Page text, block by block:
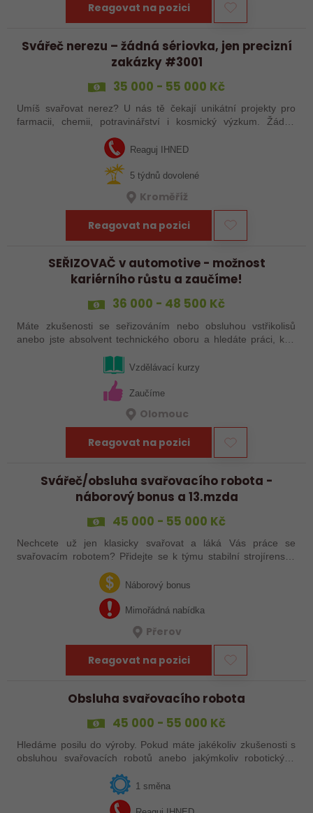
Reagovat na pozici
Svářeč nerezu – žádná sériovka, jen precizní
zakázky #3001
35 000 - 55 000 Kč
Umíš svařovat nerez? U nás tě čekají unikátní projekty pro
farmacii, chemii, potravinářství i kosmický výzkum. Žádná
Reaguj IHNED
5 týdnů dovolené
Kroměříž
Reagovat na pozici
SEŘIZOVAČ v automotive - možnost
kariérního růstu a zaučíme!
36 000 - 48 500 Kč
Máte zkušenosti se seřizováním nebo obsluhou vstřikolisů
anebo jste absolvent technického oboru a hledáte práci, kde
řešení a práce přímo ve…Vzdělávací kurzy
Zaučíme
Olomouc
Reagovat na pozici
Svářeč/obsluha svařovacího robota -
náborový bonus a 13.mzda
45 000 - 55 000 Kč
Nechcete už jen klasicky svařovat a láká Vás práce se
svařovacím robotem? Přidejte se k týmu stabilní strojírenské
společnosti v Hranicích a využijte své zkušenosti se
svařováním v moderní výrobě.…
Náborový bonus
Mimořádná nabídka
Přerov
Reagovat na pozici
Obsluha svařovacího robota
45 000 - 55 000 Kč
Hledáme posilu do výroby. Pokud máte jakékoliv zkušenosti s
obsluhou svařovacích robotů anebo jakýmkoliv robotickým,
1 směna